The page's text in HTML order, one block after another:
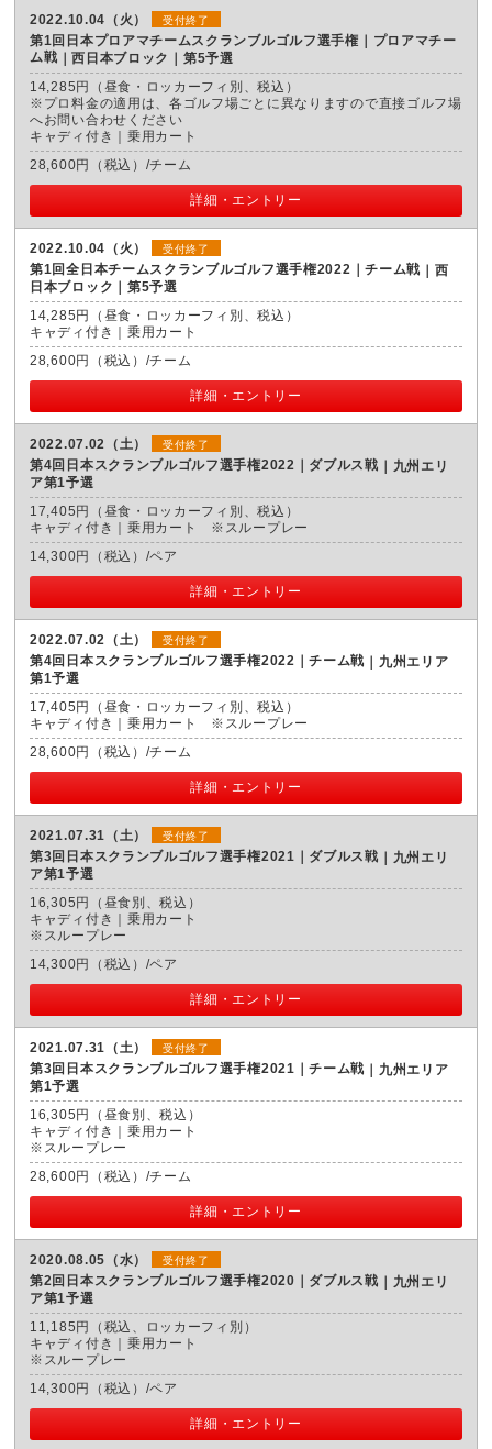
2022.10.04（火） 受付終了
第1回日本プロアマチームスクランブルゴルフ選手権｜プロアマチー
ム戦
西日本ブロック｜第5予選
14,285円（昼食・ロッカーフィ別、税込）
※プロ料金の適用は、各ゴルフ場ごとに異なりますので直接ゴルフ場
へお問い合わせください
キャディ付き｜乗用カート
28,600円（税込）/チーム
詳細・エントリー
2022.10.04（火） 受付終了
第1回全日本チームスクランブルゴルフ選手権2022｜チーム戦
西
日本ブロック｜第5予選
14,285円（昼食・ロッカーフィ別、税込）
キャディ付き｜乗用カート
28,600円（税込）/チーム
詳細・エントリー
2022.07.02（土） 受付終了
第4回日本スクランブルゴルフ選手権2022｜ダブルス戦
九州エリ
ア第1予選
17,405円（昼食・ロッカーフィ別、税込）
キャディ付き｜乗用カート ※スループレー
14,300円（税込）/ペア
詳細・エントリー
2022.07.02（土） 受付終了
第4回日本スクランブルゴルフ選手権2022｜チーム戦
九州エリア
第1予選
17,405円（昼食・ロッカーフィ別、税込）
キャディ付き｜乗用カート ※スループレー
28,600円（税込）/チーム
詳細・エントリー
2021.07.31（土） 受付終了
第3回日本スクランブルゴルフ選手権2021｜ダブルス戦
九州エリ
ア第1予選
16,305円（昼食別、税込）
キャディ付き｜乗用カート
※スループレー
14,300円（税込）/ペア
詳細・エントリー
2021.07.31（土） 受付終了
第3回日本スクランブルゴルフ選手権2021｜チーム戦
九州エリア
第1予選
16,305円（昼食別、税込）
キャディ付き｜乗用カート
※スループレー
28,600円（税込）/チーム
詳細・エントリー
2020.08.05（水） 受付終了
第2回日本スクランブルゴルフ選手権2020｜ダブルス戦
九州エリ
ア第1予選
11,185円（税込、ロッカーフィ別）
キャディ付き｜乗用カート
※スループレー
14,300円（税込）/ペア
詳細・エントリー